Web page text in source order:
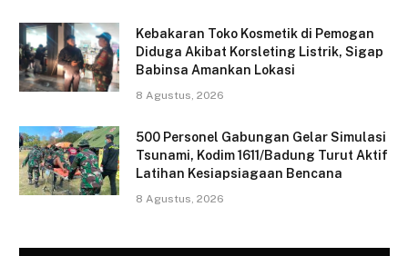
o
k
Kebakaran Toko Kosmetik di Pemogan
Diduga Akibat Korsleting Listrik, Sigap
Babinsa Amankan Lokasi
8 Agustus, 2026
500 Personel Gabungan Gelar Simulasi
Tsunami, Kodim 1611/Badung Turut Aktif
Latihan Kesiapsiagaan Bencana
8 Agustus, 2026